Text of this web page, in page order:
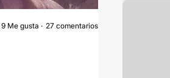
REDUCCIÓN DE ESTÓMAGO
9 Me gusta 27 comentarios